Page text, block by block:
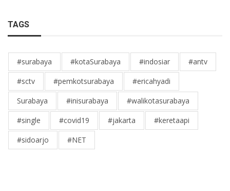
TAGS
#surabaya #kotaSurabaya #indosiar
#antv
#sctv
#pemkotsurabaya
#ericahyadi
Surabaya
#inisurabaya
#walikotasurabaya
#single
#covid19 #jakarta
#keretaapi
#sidoarjo
#NET